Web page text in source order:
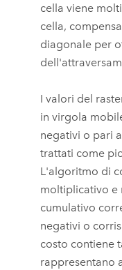
cella viene
cella,
diagonale per
I valori del
in virgola
negativi o pari
trattati come
L'algoritmo di
moltiplicativo e
cumulativo
negativi o
costo contiene
rappresentano